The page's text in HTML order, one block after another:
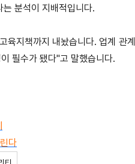
분석이 지배적입니다.
육지책까지 내놨습니다.업계 관
필수가 됐다"고 말했습니다.
다